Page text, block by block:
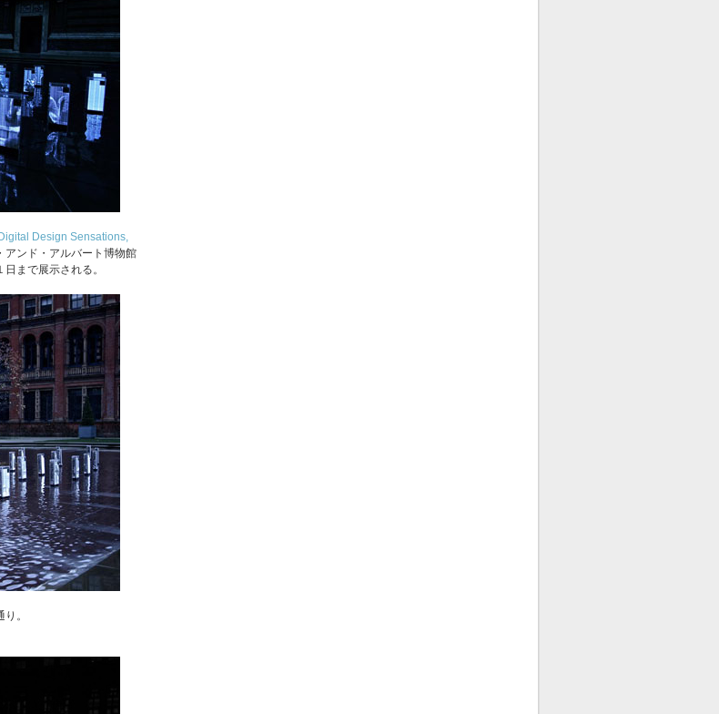
Design Sensations,
アンド・アルバート博物館
まで展示される。
。